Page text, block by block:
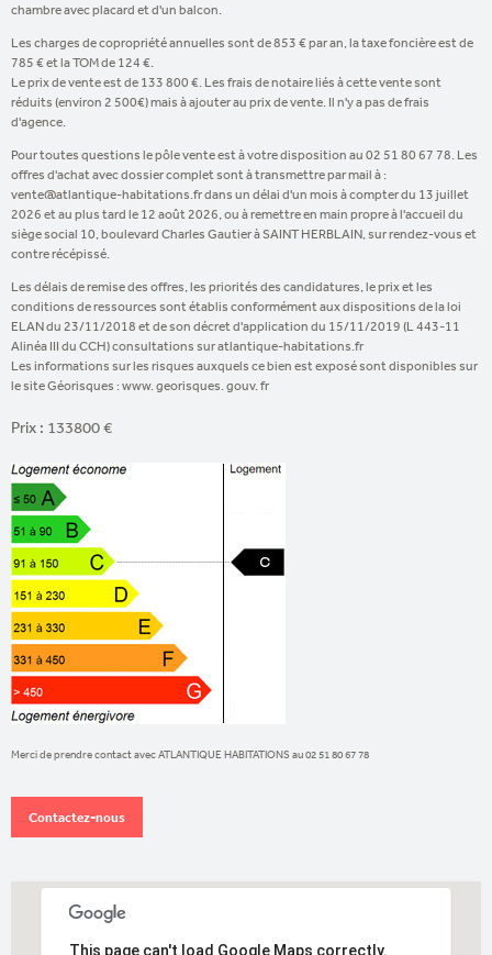
chambre avec placard et d'un balcon.
Les charges de copropriété annuelles sont de 853 € par an, la taxe foncière est de
785 € et la TOM de 124 €.
Le prix de vente est de 133 800 €. Les frais de notaire liés à cette vente sont
réduits (environ 2 500€) mais à ajouter au prix de vente. Il n'y a pas de frais
d'agence.
Pour toutes questions le pôle vente est à votre disposition au 02 51 80 67 78. Les
offres d'achat avec dossier complet sont à transmettre par mail à :
vente@atlantique-habitations.fr dans un délai d'un mois à compter du 13 juillet
2026 et au plus tard le 12 août 2026, ou à remettre en main propre à l'accueil du
siège social 10, boulevard Charles Gautier à SAINT HERBLAIN, sur rendez-vous et
contre récépissé.
Les délais de remise des offres, les priorités des candidatures, le prix et les
conditions de ressources sont établis conformément aux dispositions de la loi
ELAN du 23/11/2018 et de son décret d'application du 15/11/2019 (L 443-11
Alinéa III du CCH) consultations sur atlantique-habitations.fr
Les informations sur les risques auxquels ce bien est exposé sont disponibles sur
le site Géorisques : www. georisques. gouv. fr
Prix : 133800 €
Merci de prendre contact avec ATLANTIQUE HABITATIONS au 02 51 80 67 78
This page can't load Google Maps correctly.